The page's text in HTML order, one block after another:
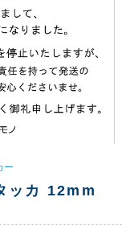
ー
ッカ 12mm